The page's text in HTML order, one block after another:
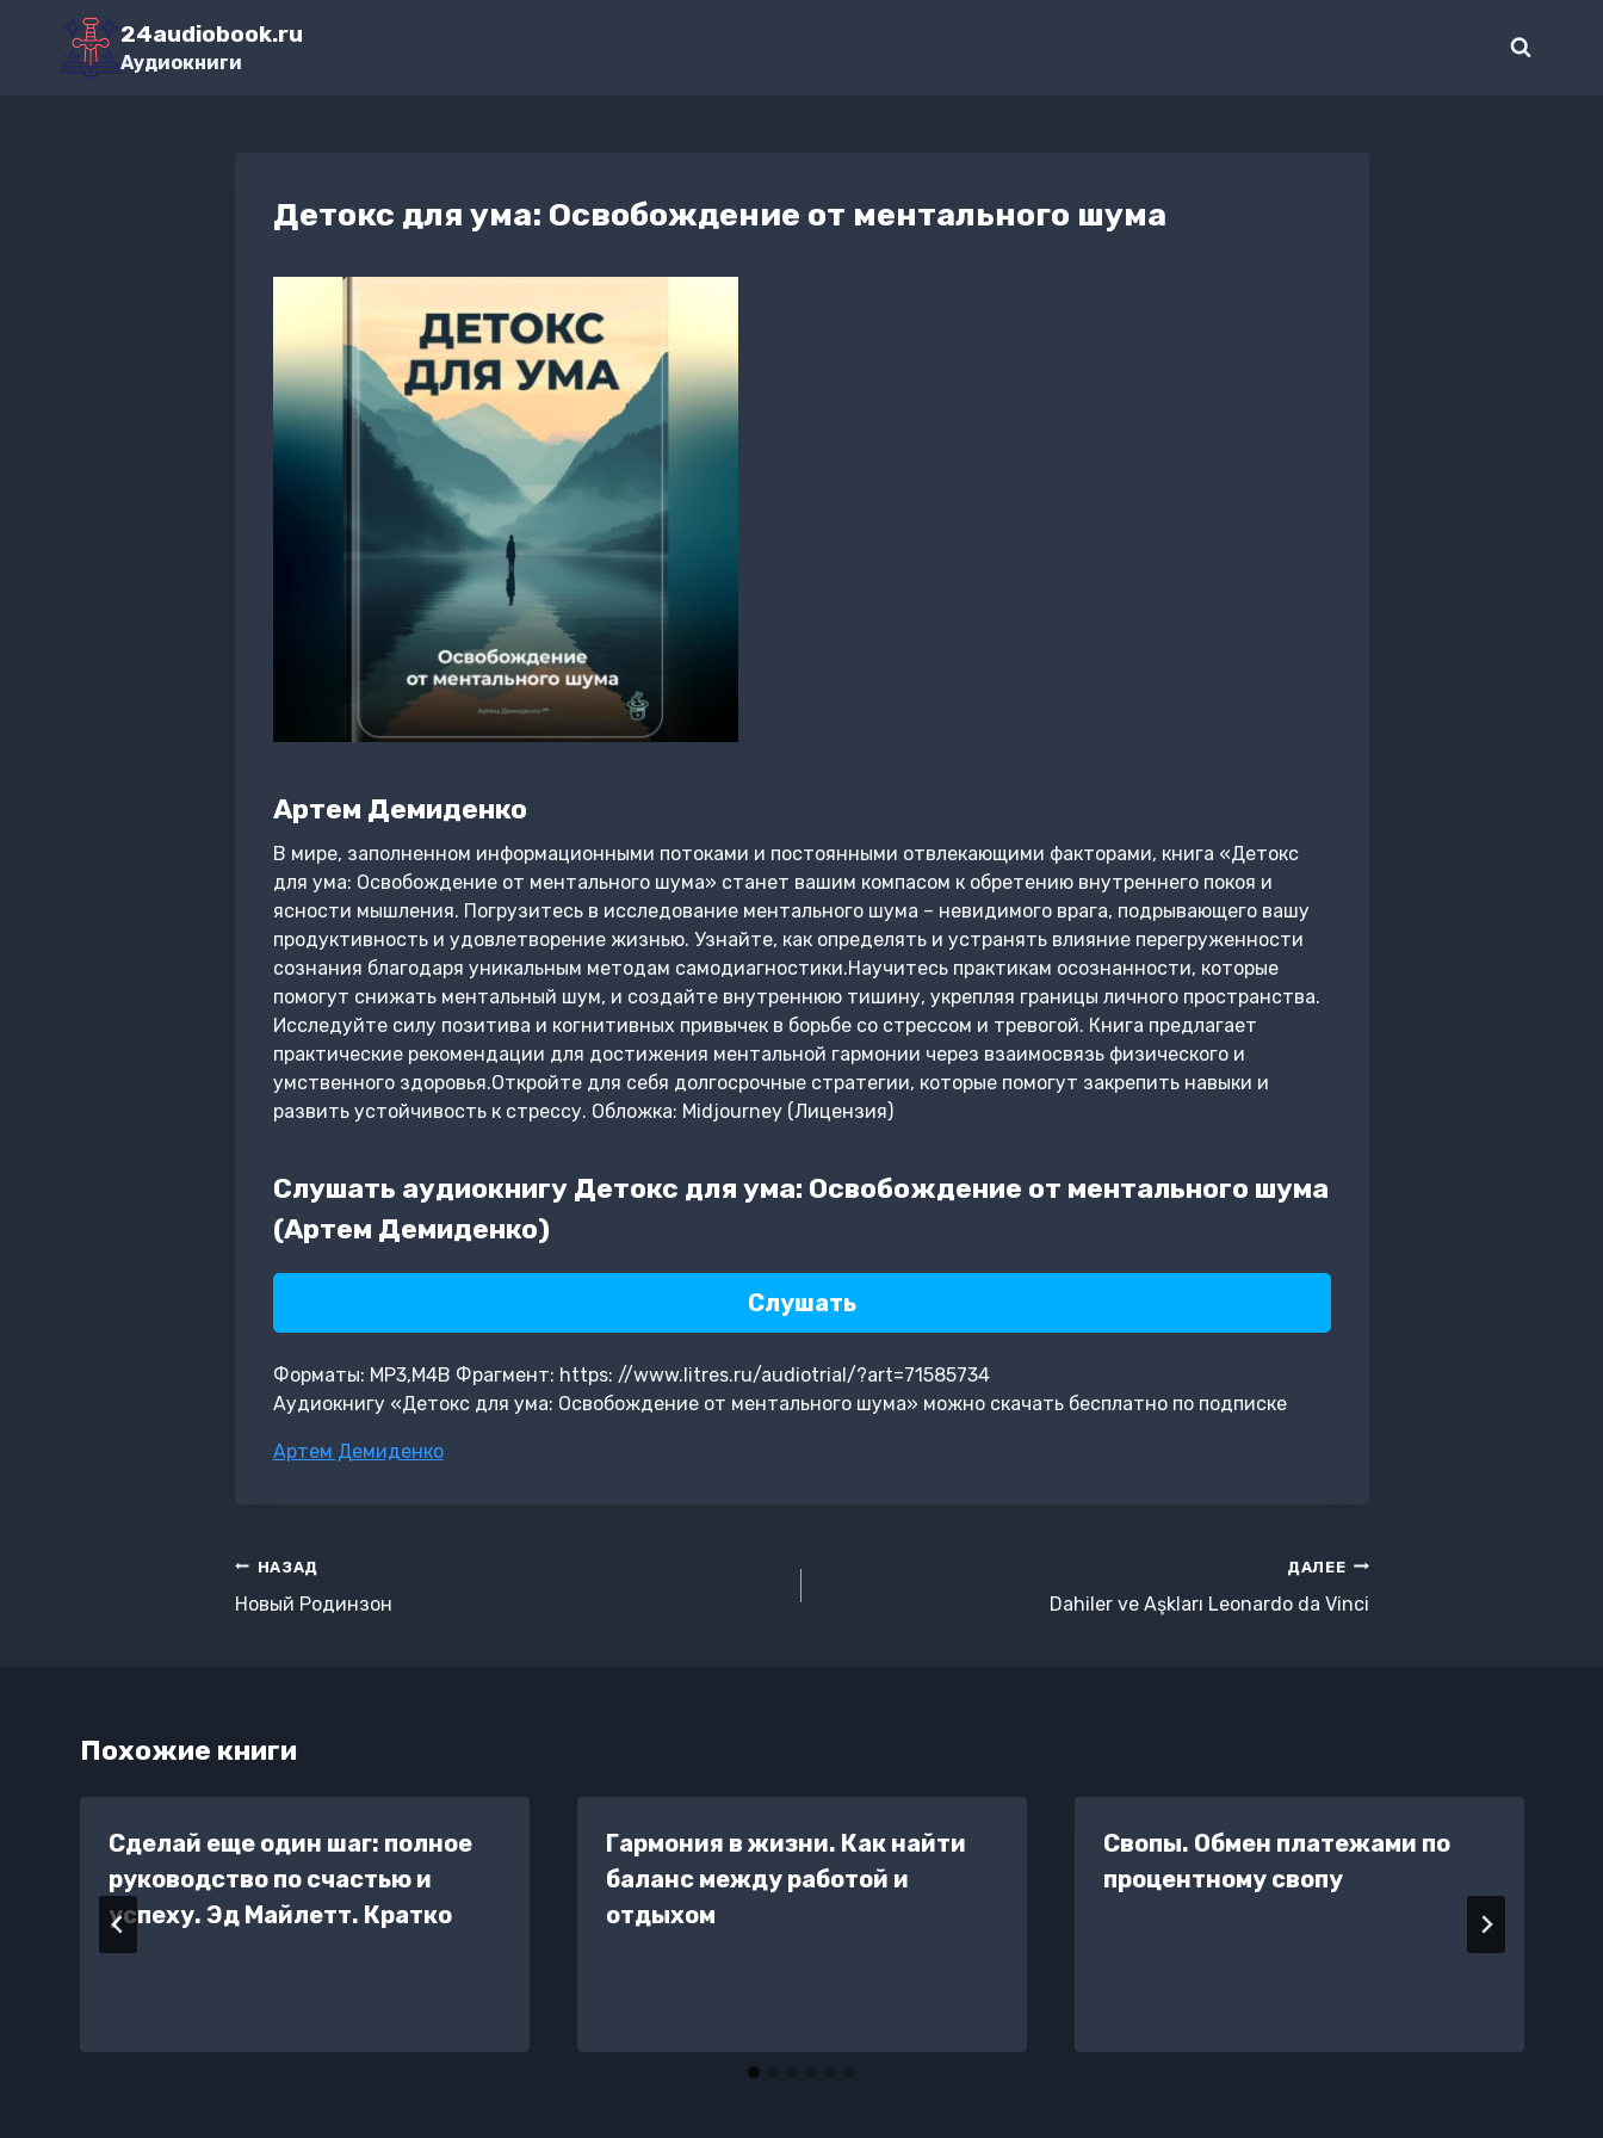
Перейти
содержимому
24audiobook.ru
Аудиокниги
Детокс для ума: Освобождение от ментального шума
Артем Демиденко
В мире, заполненном информационными потоками и постоянными отвлекающими факторами, книга «Детокс
для ума: Освобождение от ментального шума» станет вашим компасом к обретению внутреннего покоя и
ясности мышления. Погрузитесь в исследование ментального шума – невидимого врага, подрывающего вашу
продуктивность и удовлетворение жизнью. Узнайте, как определять и устранять влияние перегруженности
сознания благодаря уникальным методам самодиагностики.Научитесь практикам осознанности, которые
помогут снижать ментальный шум, и создайте внутреннюю тишину, укрепляя границы личного пространства.
Исследуйте силу позитива и когнитивных привычек в борьбе со стрессом и тревогой. Книга предлагает
практические рекомендации для достижения ментальной гармонии через взаимосвязь физического и
умственного здоровья.Откройте для себя долгосрочные стратегии, которые помогут закрепить навыки и
развить устойчивость к стрессу. Обложка: Midjourney (Лицензия)
Слушать аудиокнигу Детокс для ума: Освобождение от ментального шума
(Артем Демиденко)
Слушать
Форматы: MP3,M4B Фрагмент: https: //www.litres.ru/audiotrial/?art=71585734
Аудиокнигу «Детокс для ума: Освобождение от ментального шума» можно скачать бесплатно по подписке
Метки
Артем Демиденко
Навигация
по
НАЗАД
Новый Родинзон
ДАЛЕЕ
Dahiler ve Aşkları Leonardo da Vinci
Похожие книги
Сделай еще один шаг: полное
руководство по счастью и
успеху. Эд Майлетт. Кратко
Гармония в жизни. Как найти
баланс между работой и
отдыхом
Свопы. Обмен платежами по
процентному свопу